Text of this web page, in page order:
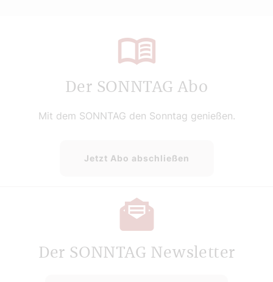
Der SONNTAG Abo
Mit dem SONNTAG den Sonntag genießen.
Jetzt Abo abschließen
Der SONNTAG Newsletter